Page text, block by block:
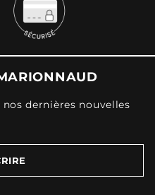
dernières nouvelles